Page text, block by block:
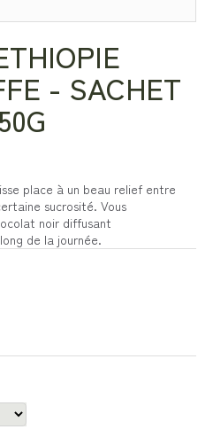
- SACHET
place à un beau relief entre
sucrosité. Vous
noir diffusant
de la journée.